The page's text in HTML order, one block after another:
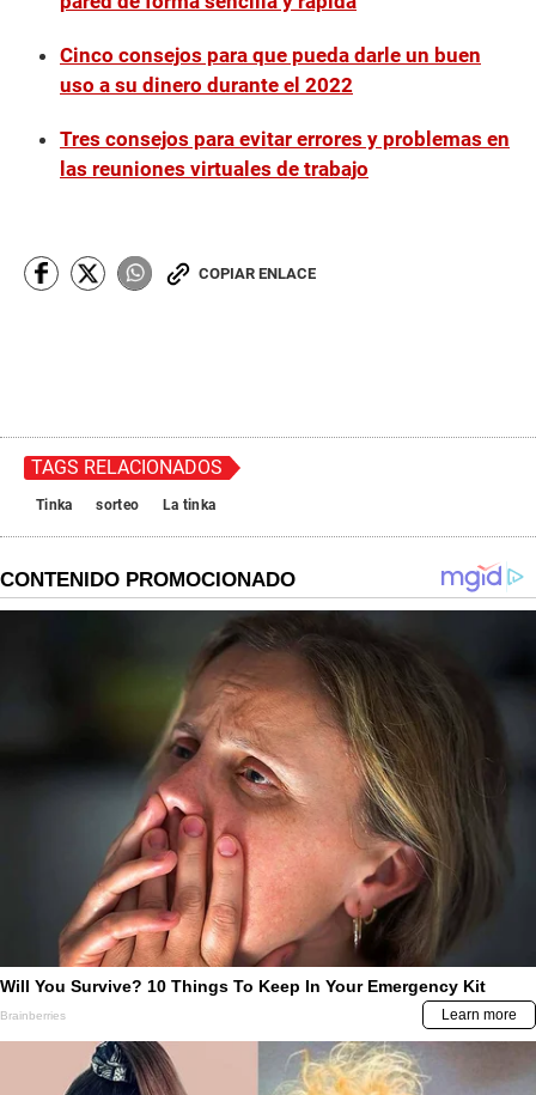
Cinco consejos para que pueda darle un buen
uso a su dinero durante el 2022
Tres consejos para evitar errores y problemas en
las reuniones virtuales de trabajo
COPIAR ENLACE
TAGS RELACIONADOS
Tinka sorteo La tinka